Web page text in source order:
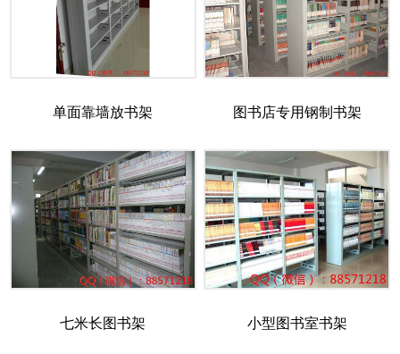
单面靠墙放书架 图书店专用钢制书架
七米长图书架 小型图书室书架